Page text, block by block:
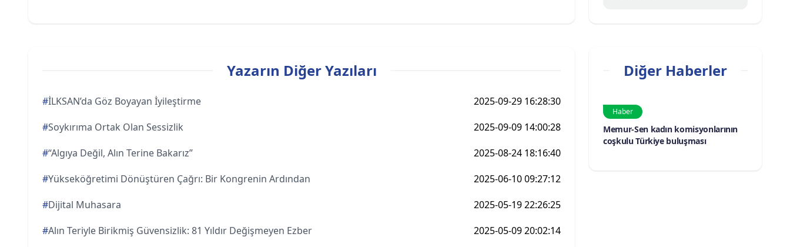
Yazarın Diğer Yazıları
#İLKSAN’da Göz Boyayan İyileştirme
2025-09-29 16:28:30
#Soykırıma Ortak Olan Sessizlik
2025-09-09 14:00:28
#“Algıya Değil, Alın Terine Bakarız”
2025-08-24 18:16:40
#Yükseköğretimi Dönüştüren Çağrı: Bir Kongrenin Ardından
2025-06-10 09:27:12
#Dijital Muhasara
2025-05-19 22:26:25
#Alın Teriyle Birikmiş Güvensizlik: 81 Yıldır Değişmeyen Ezber
2025-05-09 20:02:14
Diğer Haberler
Haber
Memur-Sen kadın komisyonlarının
coşkulu Türkiye buluşması